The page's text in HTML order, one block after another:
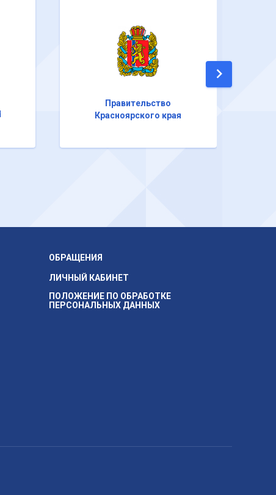
Правительство
Красноярского края
ОБРАЩЕНИЯ
ЛИЧНЫЙ КАБИНЕТ
ПОЛОЖЕНИЕ ПО ОБРАБОТКЕ
ПЕРСОНАЛЬНЫХ ДАННЫХ